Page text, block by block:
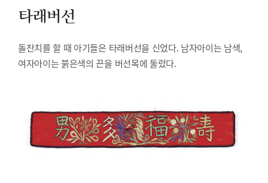
타래버선
돌잔치를 할 때 아기들은 타래버선을 신었다. 남자아이는 남색,
여자아이는 붉은색의 끈을 버선목에 둘렀다.